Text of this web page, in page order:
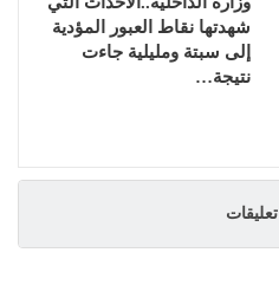
شهدتها نقاط العبور المؤدية
إلى سبتة ومليلية جاءت
نتيجة…
تعليقات